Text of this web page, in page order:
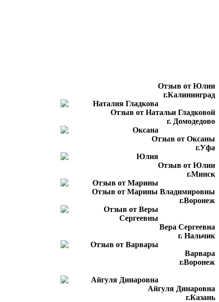
Отзыв от Юлии
г.Калининград
Отзыв от Натальи Гладковой
г. Домодедово
Отзыв от Оксаны
г.Уфа
Отзыв от Юлии
г.Минск
Отзыв от Марины Владимировны
г.Воронеж
Вера Сергеевна
г. Нальчик
Варвара
г.Воронеж
Айгуля Динаровна
г.Казань